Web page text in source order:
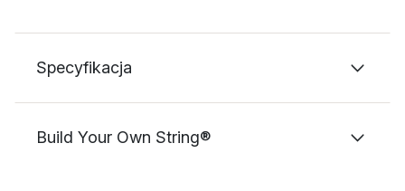
Specyfikacja
Build Your Own String®